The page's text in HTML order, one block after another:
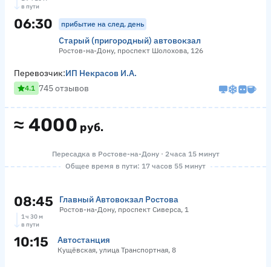
в пути
06:30 прибытие на след. день
Старый (пригородный) автовокзал
Ростов-на-Дону, проспект Шолохова, 126
≈ 4000 руб.
Перевозчик:ИП Некрасов И.А.
4.1 745 отзывов
Пересадка в Ростове-на-Дону · 2 часа 15 минут
Общее время в пути: 17 часов 55 минут
08:45 Главный Автовокзал Ростова
Ростов-на-Дону, проспект Сиверса, 1
1 ч 30 м
в пути
10:15 Автостанция
Кущёвская, улица Транспортная, 8